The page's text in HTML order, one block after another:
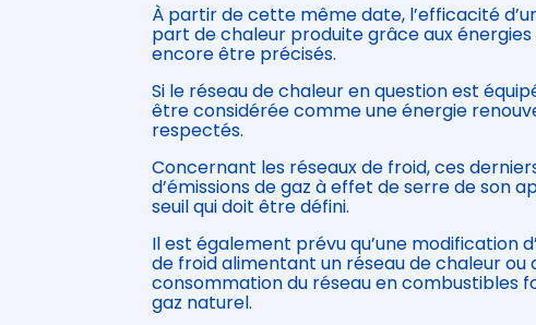
À partir de cette même date, l’efficacité
part de chaleur produite grâce aux
encore être précisés.
Si le réseau de chaleur en question est
être considérée comme une énergie
respectés.
Concernant les réseaux de froid, ces
d’émissions de gaz à effet de serre de son
seuil qui doit être défini.
Il est également prévu qu’une modification
de froid alimentant un réseau de chaleur
consommation du réseau en combustibles
gaz naturel.